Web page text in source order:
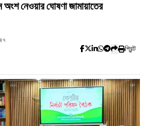
অংশ নেওয়ার ঘোষণা জামায়াতের
প্রিন্ট